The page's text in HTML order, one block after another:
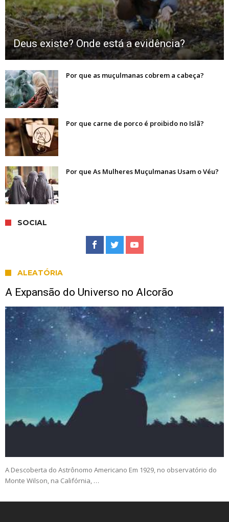
Deus existe? Onde está a evidência?
Por que as muçulmanas cobrem a cabeça?
Por que carne de porco é proibido no Islã?
Por que As Mulheres Muçulmanas Usam o Véu?
SOCIAL
ALEATÓRIA
A Expansão do Universo no Alcorão
A Descoberta do Astrônomo Americano Em 1929, no observatório do
Monte Wilson, na Califórnia, …